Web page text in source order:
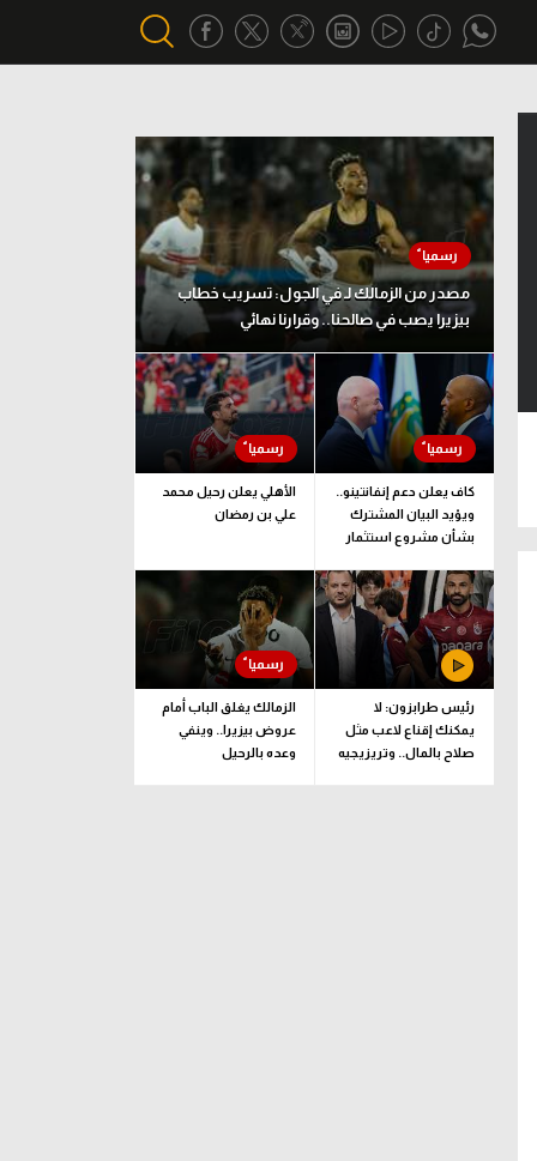
أقسام خاصة
Gamers
ميركاتو
تحقيق في الجول
تقرير في الجول
تحليل في الجول
حكايات في الجول
كويز في الجول
فيديو في الجول
مصدر من الزمالك لـ في الجول: تسريب خطاب
بيزيرا يصب في صالحنا.. وقرارنا نهائي
كاف يعلن دعم إنفانتينو..
ويؤيد البيان المشترك
بشأن مشروع استثمار
الأهلي يعلن رحيل محمد
علي بن رمضان
رئيس طرابزون: لا
يمكنك إقناع لاعب مثل
صلاح بالمال.. وتريزيجيه
الزمالك يغلق الباب أمام
عروض بيزيرا.. وينفي
وعده بالرحيل